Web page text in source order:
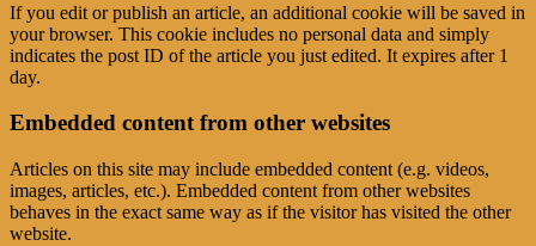
If you edit or publish an article, an additional cookie will be saved in
your browser. This cookie includes no personal data and simply
indicates the post ID of the article you just edited. It expires after 1
day.
Embedded content from other websites
Articles on this site may include embedded content (e.g. videos,
images, articles, etc.). Embedded content from other websites
behaves in the exact same way as if the visitor has visited the other
website.